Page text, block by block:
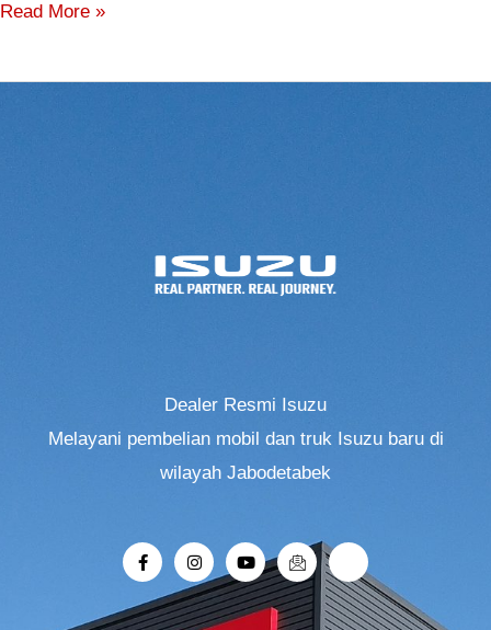
Read More »
Dealer Resmi Isuzu
Melayani pembelian mobil dan truk Isuzu baru di
wilayah Jabodetabek
F
a
e
I
n
s
t
Y
o
u
t
I
c
o
n
i
-
r